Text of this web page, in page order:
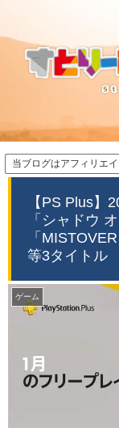
当ブログはアフィリエ
【PS Plus】
「シャドウ
「
等3タイトル
ゲーム